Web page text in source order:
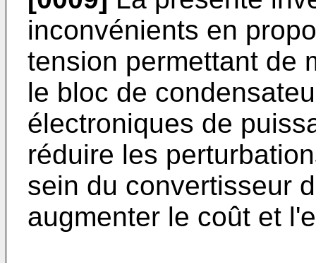
inconvénients en
tension permettant de
le bloc de
électroniques de
réduire les
sein du convertisseur
augmenter le coût et